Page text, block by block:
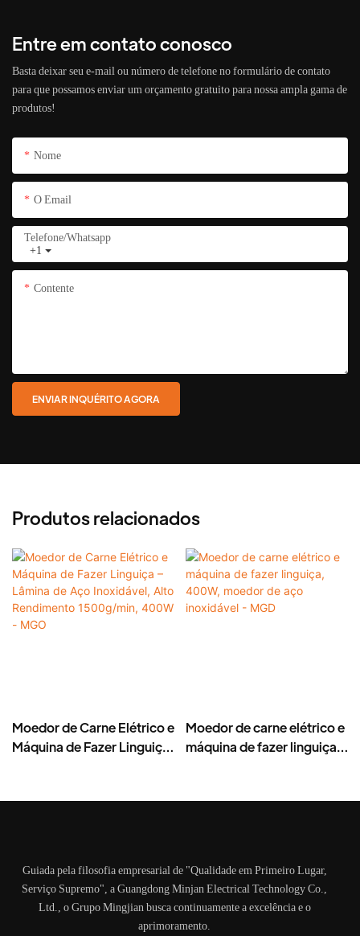
Entre em contato conosco
Basta deixar seu e-mail ou número de telefone no formulário de contato
para que possamos enviar um orçamento gratuito para nossa ampla gama de
produtos!
Nome
O Email
+1
Telefone/whatsapp
Contente
ENVIAR INQUÉRITO AGORA
Produtos relacionados
Moedor de Carne Elétrico e
Máquina de Fazer Linguiça
Rendimento 1500g/min,
Moedor de carne elétrico e
máquina de fazer linguiça,
Guiada pela filosofia empresarial de "Qualidade em Primeiro Lugar,
Serviço Supremo", a Guangdong Minjan Electrical Technology Co.,
Ltd., o Grupo Mingjian busca continuamente a excelência e o
aprimoramento.